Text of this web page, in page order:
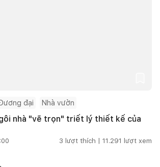
đại Nhà vườn
nhà "vẽ trọn" triết lý thiết kế của
3 lượt thích | 11.291 lượt xem